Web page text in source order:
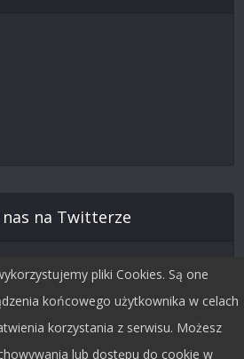
nas na Twitterze
pliki Cookies. Są one
końcowego użytkownika w celach
korzystania z serwisu. Możesz
lub dostępu do cookie w